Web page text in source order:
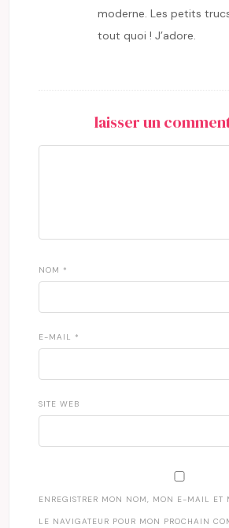
moderne. Les petits
tout quoi ! J’adore.
laisser un
NOM *
E-MAIL *
SITE WEB
ENREGISTRER MON NOM, MON E-MAIL ET
LE NAVIGATEUR POUR MON PROCHAIN